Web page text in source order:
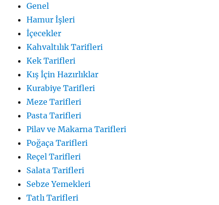
Genel
Hamur İşleri
İçecekler
Kahvaltılık Tarifleri
Kek Tarifleri
Kış İçin Hazırlıklar
Kurabiye Tarifleri
Meze Tarifleri
Pasta Tarifleri
Pilav ve Makarna Tarifleri
Poğaça Tarifleri
Reçel Tarifleri
Salata Tarifleri
Sebze Yemekleri
Tatlı Tarifleri